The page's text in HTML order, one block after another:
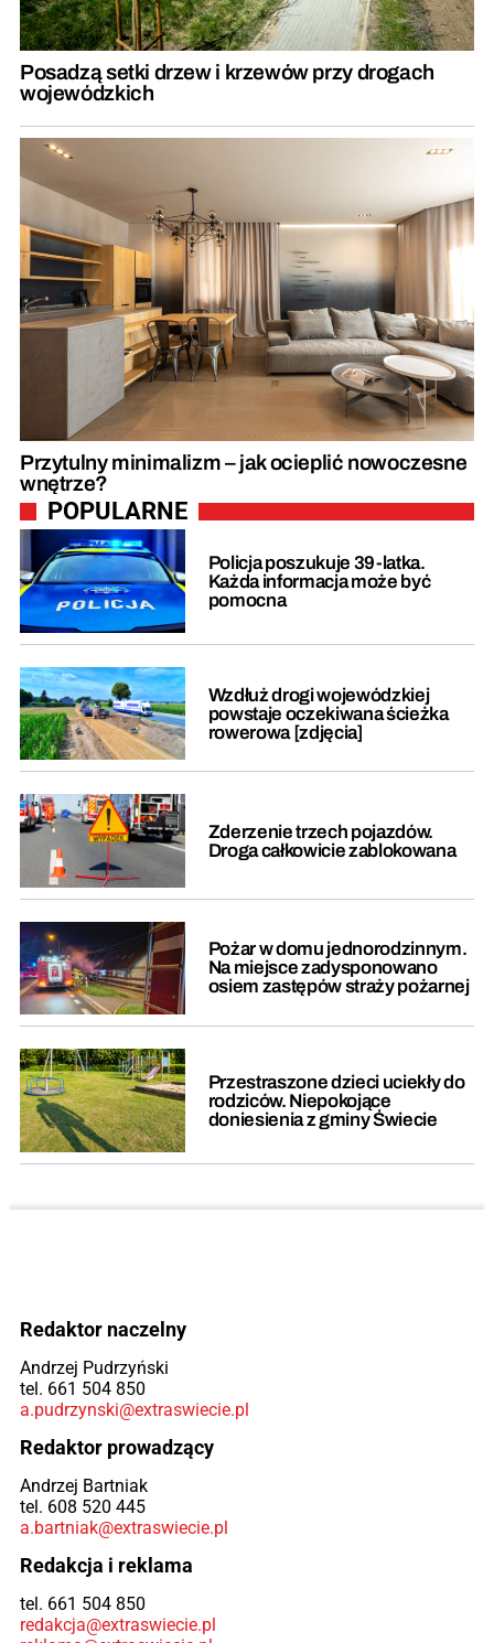
Posadzą setki drzew i krzewów przy drogach
wojewódzkich
Przytulny minimalizm – jak ocieplić nowoczesne
wnętrze?
POPULARNE
Policja poszukuje 39-latka.
Każda informacja może być
pomocna
Wzdłuż drogi wojewódzkiej
powstaje oczekiwana ścieżka
rowerowa [zdjęcia]
Zderzenie trzech pojazdów.
Droga całkowicie zablokowana
Pożar w domu jednorodzinnym.
Na miejsce zadysponowano
osiem zastępów straży pożarnej
Przestraszone dzieci uciekły do
rodziców. Niepokojące
doniesienia z gminy Świecie
Redaktor naczelny
Andrzej Pudrzyński
tel. 661 504 850
a.pudrzynski@extraswiecie.pl
Redaktor prowadzący
Andrzej Bartniak
tel. 608 520 445
a.bartniak@extraswiecie.pl
Redakcja i reklama
tel. 661 504 850
redakcja@extraswiecie.pl